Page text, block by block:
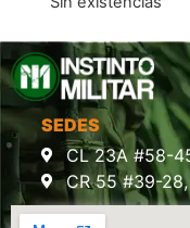
SEDES
CL 23A #58-
CR 55 #39-